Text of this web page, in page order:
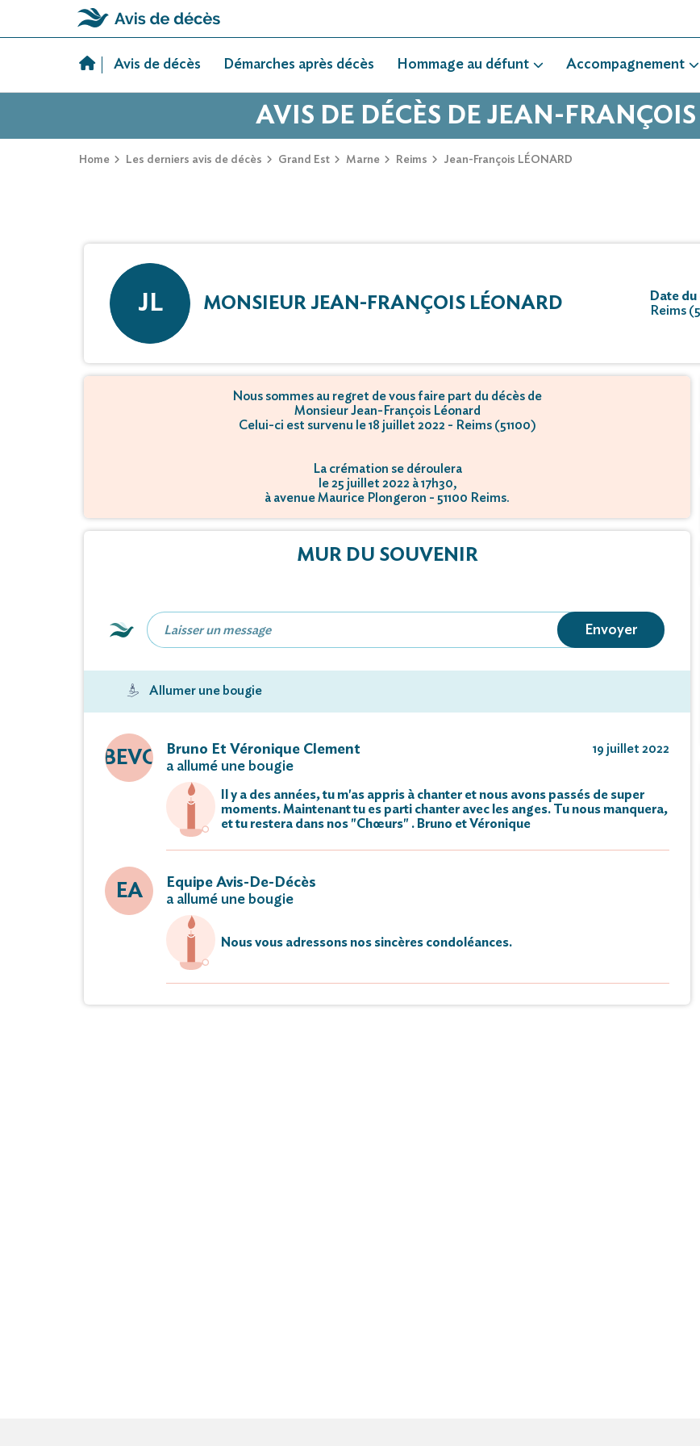
Avis de décès Démarches après décès Hommage au défunt Accompagnement
AVIS DE DÉCÈS DE JEAN-
Home Les derniers avis de décès Grand Est Marne Reims Jean-François LÉONARD
JL MONSIEUR JEAN-FRANÇOIS LÉONARD Date du
Reims
Nous sommes au regret de vous faire part du décès de
Monsieur Jean-François Léonard
Celui-ci est survenu le 18 juillet 2022 - Reims (51100)
La crémation se déroulera
le 25 juillet 2022 à 17h30,
à avenue Maurice Plongeron - 51100 Reims.
MUR DU SOUVENIR
Envoyer
Allumer une bougie
BEVC
Bruno Et Véronique Clement
a allumé une bougie
19 juillet 2022
Il y a des années, tu m'as appris à chanter et nous avons passés de super
moments. Maintenant tu es parti chanter avec les anges. Tu nous manquera,
et tu restera dans nos "Chœurs" . Bruno et Véronique
EA
Equipe Avis-De-Décès
a allumé une bougie
Nous vous adressons nos sincères condoléances.